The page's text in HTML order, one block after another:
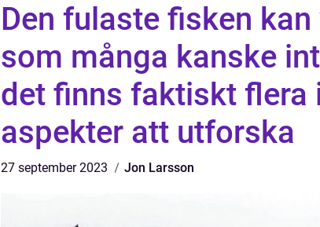
Den fulaste fisken
som många kanske
det finns faktiskt flera
aspekter att utforska
27 september 2023 Jon Larsson